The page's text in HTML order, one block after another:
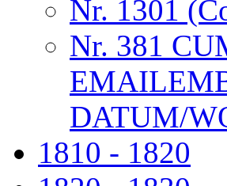
Nr. 1301
Nr. 381
DATUM/
1810 - 1820